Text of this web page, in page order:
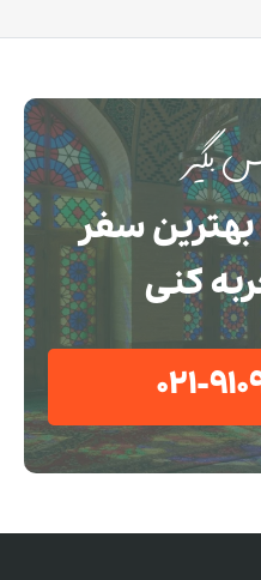
بگیر
سفر
کنی
021-